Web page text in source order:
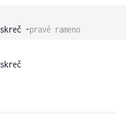
skreč -pravé rameno
skreč